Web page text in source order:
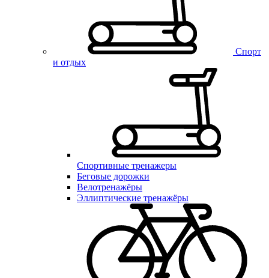
Спорт
и отдых
Спортивные тренажеры
Беговые дорожки
Велотренажёры
Эллиптические тренажёры